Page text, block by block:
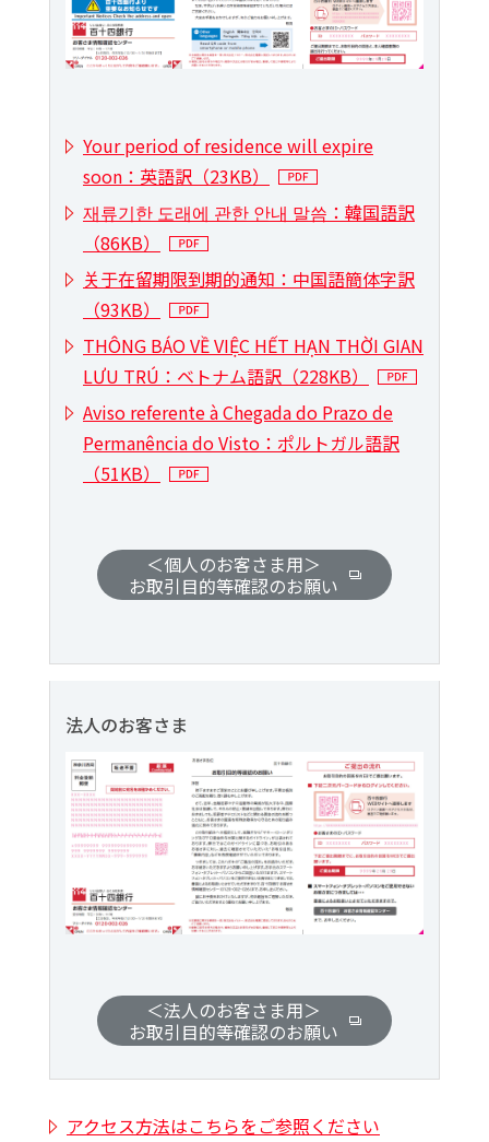
Your period of residence will expire
soon：英語訳（23KB）
재류기한 도래에 관한 안내 말씀：韓国語訳
（86KB）
关于在留期限到期的通知：中国語簡体字訳
（93KB）
THÔNG BÁO VỀ VIỆC HẾT HẠN THỜI GIAN
LƯU TRÚ：ベトナム語訳（228KB）
Aviso referente à Chegada do Prazo de
Permanência do Visto：ポルトガル語訳
（51KB）
＜個人のお客さま用＞
お取引目的等確認のお願い
法人のお客さま
＜法人のお客さま用＞
お取引目的等確認のお願い
アクセス方法はこちらをご参照ください